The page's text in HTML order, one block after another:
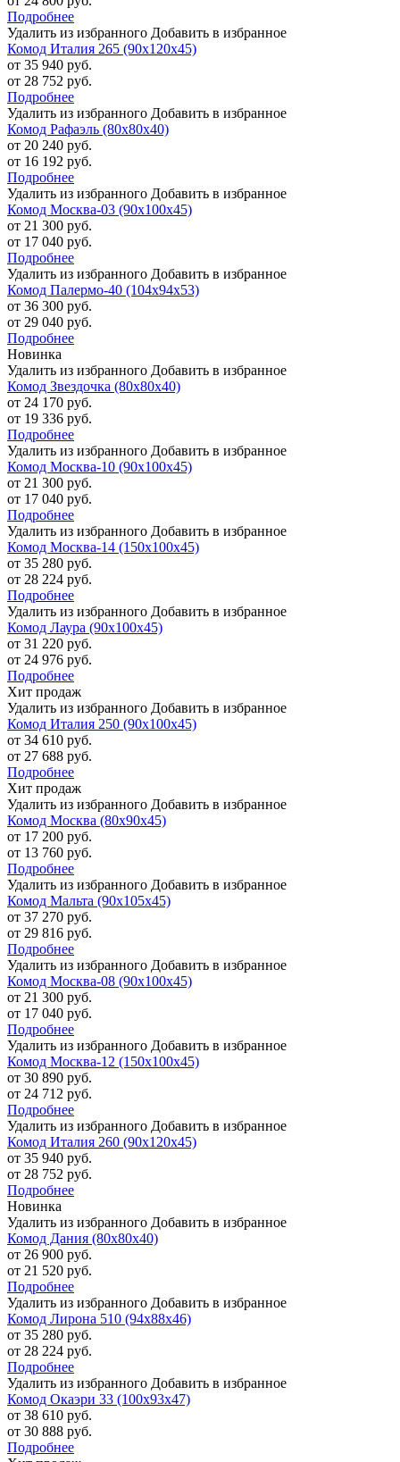
Подробнее
Удалить из избранного Добавить в избранное
Комод Италия 265 (90х120х45)
от 35 940 руб.
от 28 752 руб.
Подробнее
Удалить из избранного Добавить в избранное
Комод Рафаэль (80х80х40)
от 20 240 руб.
от 16 192 руб.
Подробнее
Удалить из избранного Добавить в избранное
Комод Москва-03 (90х100х45)
от 21 300 руб.
от 17 040 руб.
Подробнее
Удалить из избранного Добавить в избранное
Комод Палермо-40 (104х94х53)
от 36 300 руб.
от 29 040 руб.
Подробнее
Новинка
Удалить из избранного Добавить в избранное
Комод Звездочка (80х80х40)
от 24 170 руб.
от 19 336 руб.
Подробнее
Удалить из избранного Добавить в избранное
Комод Москва-10 (90х100х45)
от 21 300 руб.
от 17 040 руб.
Подробнее
Удалить из избранного Добавить в избранное
Комод Москва-14 (150х100х45)
от 35 280 руб.
от 28 224 руб.
Подробнее
Удалить из избранного Добавить в избранное
Комод Лаура (90х100х45)
от 31 220 руб.
от 24 976 руб.
Подробнее
Хит продаж
Удалить из избранного Добавить в избранное
Комод Италия 250 (90х100х45)
от 34 610 руб.
от 27 688 руб.
Подробнее
Хит продаж
Удалить из избранного Добавить в избранное
Комод Москва (80х90х45)
от 17 200 руб.
от 13 760 руб.
Подробнее
Удалить из избранного Добавить в избранное
Комод Мальта (90х105х45)
от 37 270 руб.
от 29 816 руб.
Подробнее
Удалить из избранного Добавить в избранное
Комод Москва-08 (90х100х45)
от 21 300 руб.
от 17 040 руб.
Подробнее
Удалить из избранного Добавить в избранное
Комод Москва-12 (150х100х45)
от 30 890 руб.
от 24 712 руб.
Подробнее
Удалить из избранного Добавить в избранное
Комод Италия 260 (90х120х45)
от 35 940 руб.
от 28 752 руб.
Подробнее
Новинка
Удалить из избранного Добавить в избранное
Комод Дания (80х80х40)
от 26 900 руб.
от 21 520 руб.
Подробнее
Удалить из избранного Добавить в избранное
Комод Лирона 510 (94х88х46)
от 35 280 руб.
от 28 224 руб.
Подробнее
Удалить из избранного Добавить в избранное
Комод Окаэри 33 (100х93х47)
от 38 610 руб.
от 30 888 руб.
Подробнее